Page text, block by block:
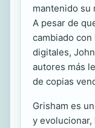
mantenido su
A pesar de
cambiado con
digitales,
autores más
de copias
Grisham es
y